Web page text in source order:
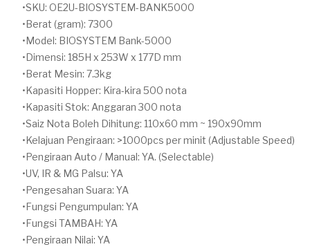
SKU: OE2U-BIOSYSTEM-BANK5000
Berat (gram): 7300
Model: BIOSYSTEM Bank-5000
Dimensi: 185H x 253W x 177D mm
Berat Mesin: 7.3kg
Kapasiti Hopper: Kira-kira 500 nota
Kapasiti Stok: Anggaran 300 nota
Saiz Nota Boleh Dihitung: 110x60 mm ~ 190x90mm
Kelajuan Pengiraan: >1000pcs per minit (Adjustable Speed)
Pengiraan Auto / Manual: YA. (Selectable)
UV, IR & MG Palsu: YA
Pengesahan Suara: YA
Fungsi Pengumpulan: YA
Fungsi TAMBAH: YA
Pengiraan Nilai: YA